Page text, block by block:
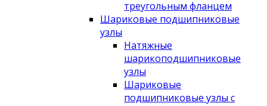
треугольным фланцем
Шариковые подшипниковые
узлы
Натяжные
шарикоподшипниковые
узлы
Шариковые
подшипниковые узлы с